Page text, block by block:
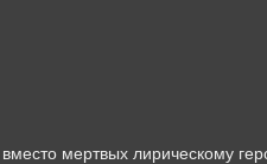
мертвых лирическому